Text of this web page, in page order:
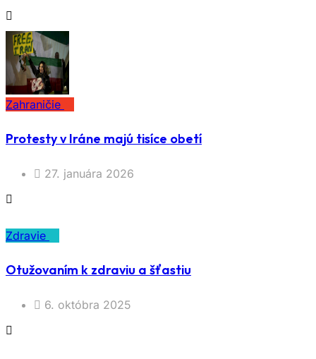
Zahraničie
Protesty v Iráne majú tisíce obetí
27. januára 2026
Zdravie
Otužovaním k zdraviu a šťastiu
6. októbra 2025